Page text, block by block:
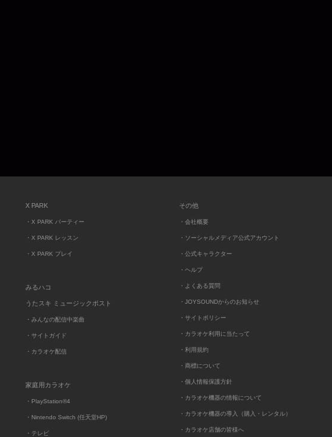
X PARK
・X PARK パーティー
・X PARK レッスン
・X PARK プレイ
みるハコ
うたスキ ミュージックポスト
・みんなの配信中楽曲
・サイトガイド
・カラオケ配信
家庭用カラオケ
・PlayStation®4
・Nintendo Switch (任天堂HP)
・テレビ
その他
・会社概要
・ソーシャルメディア公式アカウント
・公式キャラクター
・ヘルプ
・よくある質問
・JOYSOUNDからのお知らせ
・サイトポリシー
・カラオケ利用に当たって
・利用規約
・商標について
・個人情報保護方針
・カラオケ機器の情報について
・カラオケ機器の導入（購入・レンタル）
・カラオケ店舗の皆様へ